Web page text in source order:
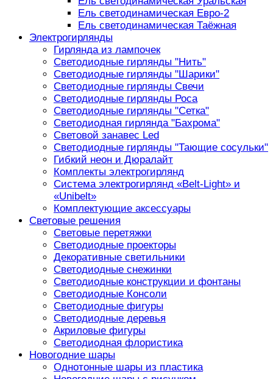
Ель светодинамическая Евро-2
Ель светодинамическая Таёжная
Электрогирлянды
Гирлянда из лампочек
Светодиодные гирлянды "Нить"
Светодиодные гирлянды "Шарики"
Светодиодные гирлянды Свечи
Светодиодные гирлянды Роса
Светодиодные гирлянды "Сетка"
Светодиодная гирлянда "Бахрома"
Световой занавес Led
Светодиодные гирлянды "Тающие сосульки"
Гибкий неон и Дюралайт
Комплекты электрогирлянд
Система электрогирлянд «Belt-Light» и
«Unibelt»
Комплектующие аксессуары
Световые решения
Световые перетяжки
Светодиодные проекторы
Декоративные светильники
Светодиодные снежинки
Светодиодные конструкции и фонтаны
Светодиодные Консоли
Светодиодные фигуры
Светодиодные деревья
Акриловые фигуры
Светодиодная флористика
Новогодние шары
Однотонные шары из пластика